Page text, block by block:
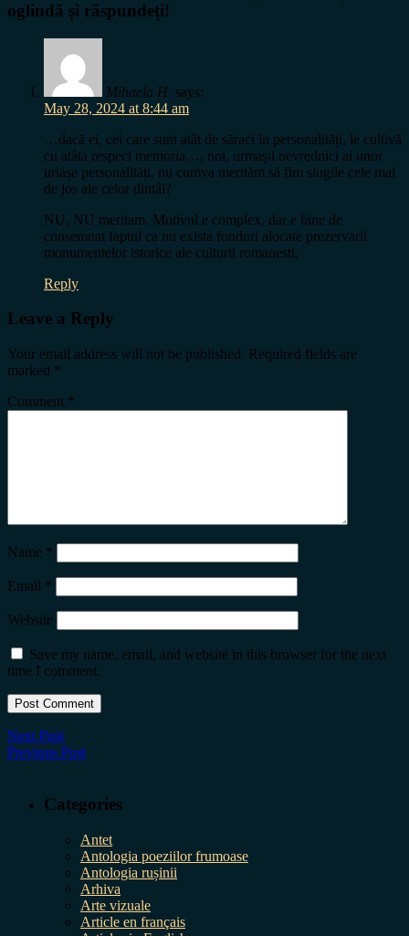
oglindă și răspundeți!
Mihaela H. says:
May 28, 2024 at 8:44 am
…dacă ei, cei care sunt atât de săraci în personalități, le cultivă
cu atâta respect memoria…, noi, urmașii nevrednici ai unor
uriașe personalități, nu cumva merităm să fim slugile cele mai
de jos ale celor dintâi?
NU, NU meritam. Motivul e complex, dar e bine de
consemnat faptul ca nu exista fonduri alocate prezervarii
monumentelor istorice ale culturii romanesti.
Reply
Leave a Reply
Your email address will not be published. Required fields are
marked *
Comment *
Name *
Email *
Website
Save my name, email, and website in this browser for the next
time I comment.
Next Post
Previous Post
Categories
Antet
Antologia poeziilor frumoase
Antologia rușinii
Arhiva
Arte vizuale
Article en français